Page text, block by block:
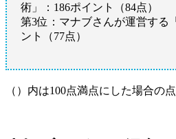
術」：186ポイント（84点）
第3位：マナブさんが運営する
ント（77点）
（）内は100点満点にした場合の点